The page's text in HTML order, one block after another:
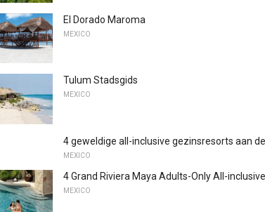
El Dorado Maroma
MEXICO
Tulum Stadsgids
MEXICO
4 geweldige all-inclusive gezinsresorts aan
MEXICO
4 Grand Riviera Maya Adults-Only All-
MEXICO